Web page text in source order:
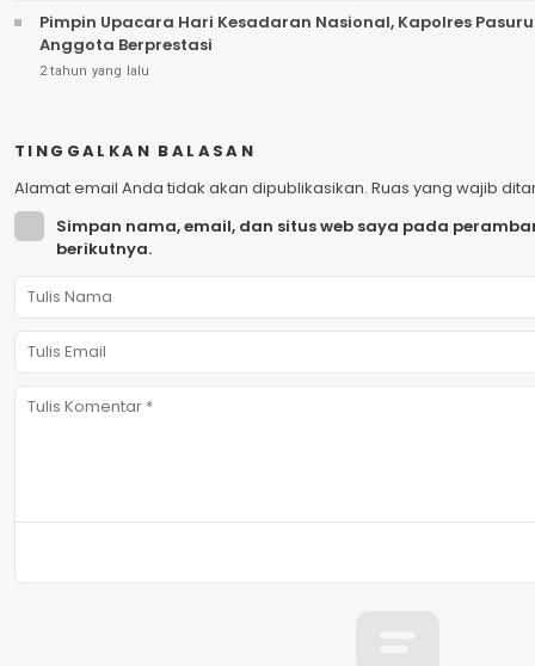
Pimpin Upacara Hari Kesadaran Nasional, Kapolres
Anggota Berprestasi
2 tahun yang lalu
TINGGALKAN BALASAN
Alamat email Anda tidak akan dipublikasikan. Ruas yang wajib
Simpan nama, email, dan situs web saya pada
berikutnya.